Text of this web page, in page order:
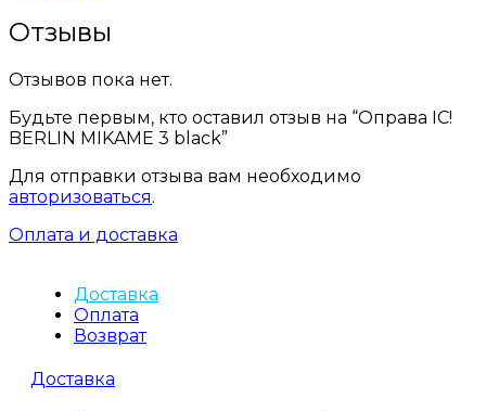
Отзывы
Отзывов пока нет.
Будьте первым, кто оставил отзыв на “Оправа IC!
BERLIN MIKAME 3 black”
Для отправки отзыва вам необходимо
авторизоваться.
Оплата и доставка
Доставка
Оплата
Возврат
Доставка